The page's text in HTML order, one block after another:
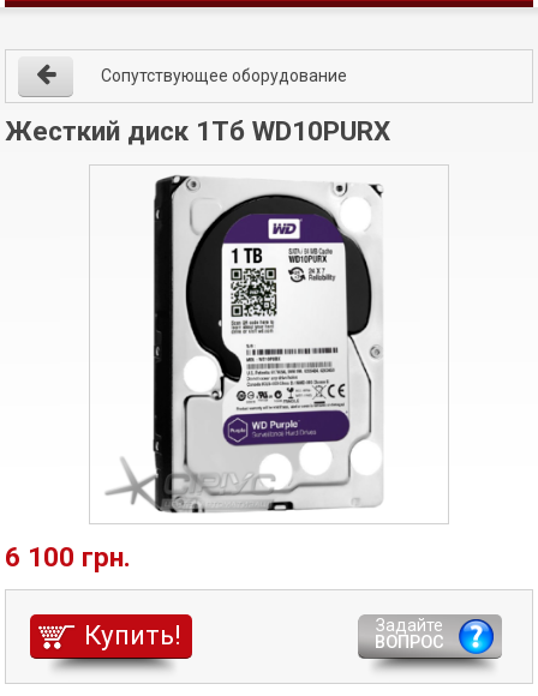
Сопутствующее оборудование
Жесткий диск 1Тб WD10PURX
6 100 грн.
Купить!
Задайте
ВОПРОС